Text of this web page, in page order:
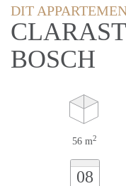
DIT
BOSCH
56 m2
08